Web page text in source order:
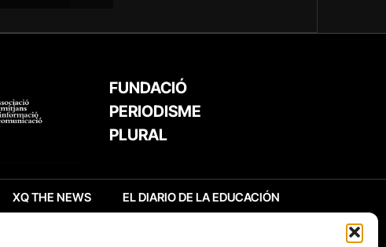
FUNDACIÓ
PERIODISME
PLURAL
XQ THE NEWS EL DIARIO DE LA EDUCACIÓN